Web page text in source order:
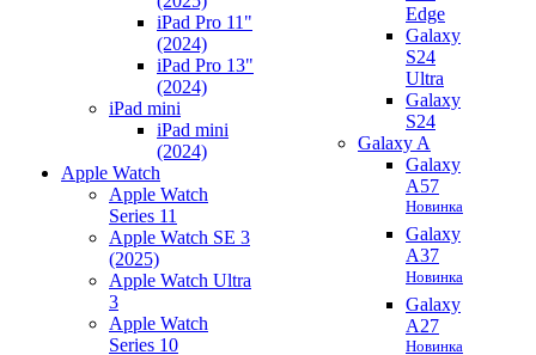
iPad Pro 11"
(2024)
iPad Pro 13"
(2024)
iPad mini
iPad mini
(2024)
Apple Watch
Apple Watch
Series 11
Apple Watch SE 3
(2025)
Apple Watch Ultra
3
Apple Watch
Series 10
Edge
Galaxy
S24
Ultra
Galaxy
S24
Galaxy A
Galaxy
A57
Новинка
Galaxy
A37
Новинка
Galaxy
A27
Новинка